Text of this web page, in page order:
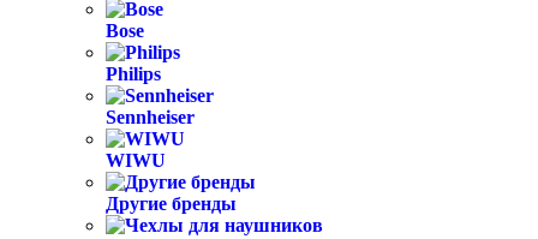
Bose
Philips
Sennheiser
WIWU
Другие бренды